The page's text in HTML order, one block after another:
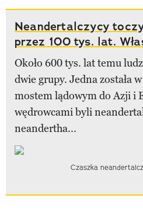
Neandertalczycy
przez 100 tys. lat.
Około 600 tys. lat temu
dwie grupy. Jedna została
mostem lądowym do Azji i
wędrowcami byli
neandertha...
Czaszka